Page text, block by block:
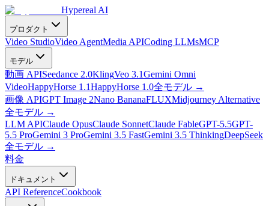
Hypereal AI
プロダクト
Video StudioVideo AgentMedia APICoding LLMsMCP
モデル
動画 APISeedance 2.0KlingVeo 3.1Gemini Omni
VideoHappyHorse 1.1HappyHorse 1.0全モデル →
画像 APIGPT Image 2Nano BananaFLUXMidjourney Alternative
全モデル →
LLM APIClaude OpusClaude SonnetClaude FableGPT-5.5GPT-
5.5 ProGemini 3 ProGemini 3.5 FastGemini 3.5 ThinkingDeepSeek
全モデル →
料金
ドキュメント
API ReferenceCookbook